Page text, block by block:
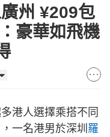
州 ¥209包
豪華如飛機
港人選擇乘搭不同
一名港男於深圳 羅